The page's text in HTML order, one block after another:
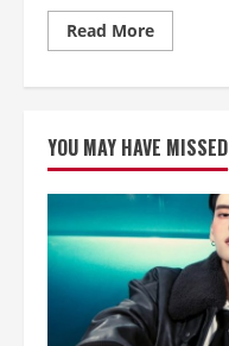
เมือง
ไทย
Read MoreRead
more
ประกาศ
รางวัล
สุด
ยอด
แบรนด์
ใน
ดวงใจ
พ่อ-
แม่
ปี
ที่
3
YOU MAY HAVE MISSED